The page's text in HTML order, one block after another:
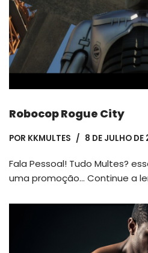
Robocop Rogue City
POR KKMULTES 8 DE JULHO DE
Fala Pessoal! Tudo Multes?
uma promoção… Continue a